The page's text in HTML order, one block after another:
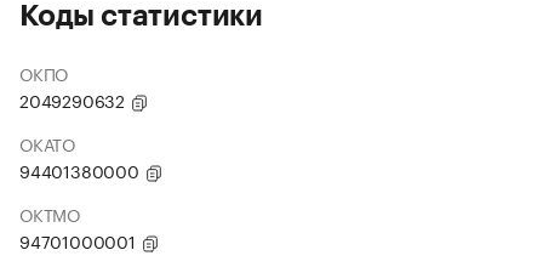
Коды статистики
ОКПО
2049290632
ОКАТО
94401380000
ОКТМО
94701000001